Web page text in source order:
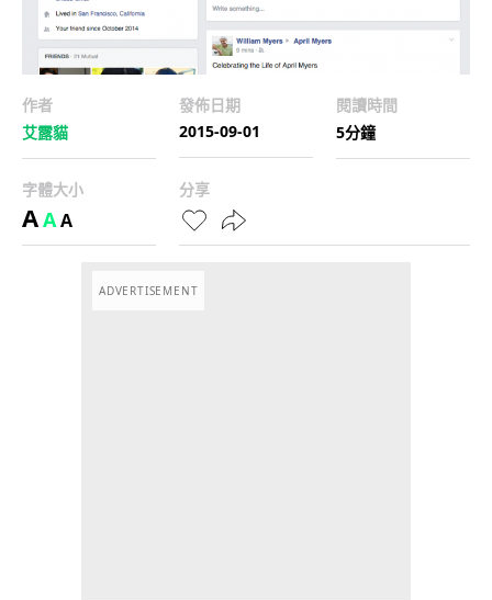
作者
艾露貓
發佈日期
2015-09-01
閱讀時間
5分鐘
字體大小
AAA
分享
ADVERTISEMENT